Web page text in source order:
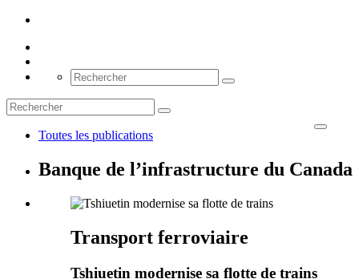
Toutes les publications
Banque de l’infrastructure du Canada
Transport ferroviaire
Tshiuetin modernise sa flotte de trains